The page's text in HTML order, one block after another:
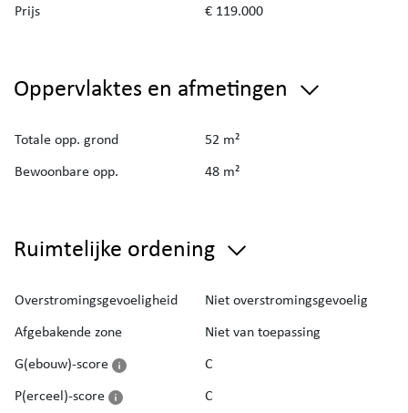
Prijs € 119.000
Oppervlaktes en afmetingen
Totale opp. grond
52 m²
Bewoonbare opp.
48 m²
Ruimtelijke ordening
Overstromingsgevoeligheid
Niet overstromingsgevoelig
Afgebakende zone
Niet van toepassing
G(ebouw)-score
C
P(erceel)-score
C